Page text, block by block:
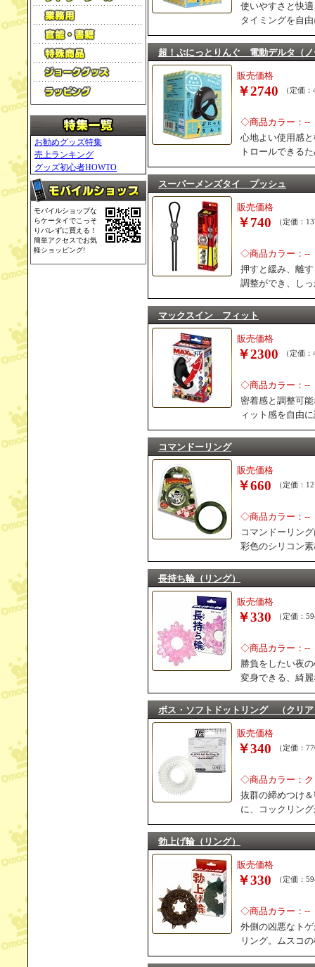
お勧めグッズ特集
売上ランキング
グッズ初心者HOWTO
モバイルショップな
らケータイでこっそ
りバレずに買える！
簡単アクセスでお気
軽ショッピング!
使いやすさと快
タイミングを自
超！ぷにっとりんぐ 電動デルタ（ノ
販売価格
￥2740 （定価
◇商品カラー：--
心地よい使用感
トロールできる
スーパーメンズタイ プッシュ
販売価格
￥740 （定価：
◇商品カラー：--
押すと緩み、離
調整ができ、し
マックスイン フィット
販売価格
￥2300 （定価
◇商品カラー：--
密着感と調整可
ィット感を自由
コマンドーリング
販売価格
￥660 （定価：
◇商品カラー：--
コマンドーリン
彩色のシリコン
長持ち輪（リング）
販売価格
￥330 （定価：
◇商品カラー：--
勝負をしたい夜
変身できる、綺
ボス・ソフトドットリング （クリア
販売価格
￥340 （定価：
◇商品カラー：ク
抜群の締めつけ
に、コックリン
勃上げ輪（リング）
販売価格
￥330 （定価：
◇商品カラー：--
外側の凶悪なト
リング。ムスコ